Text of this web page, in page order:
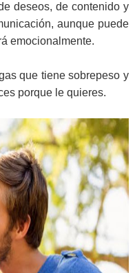
deseos, de contenido y
aunque puede
emocionalmente.
que tiene sobrepeso y
porque le quieres.